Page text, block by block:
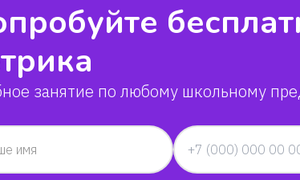
занятие по любому школьному
имя